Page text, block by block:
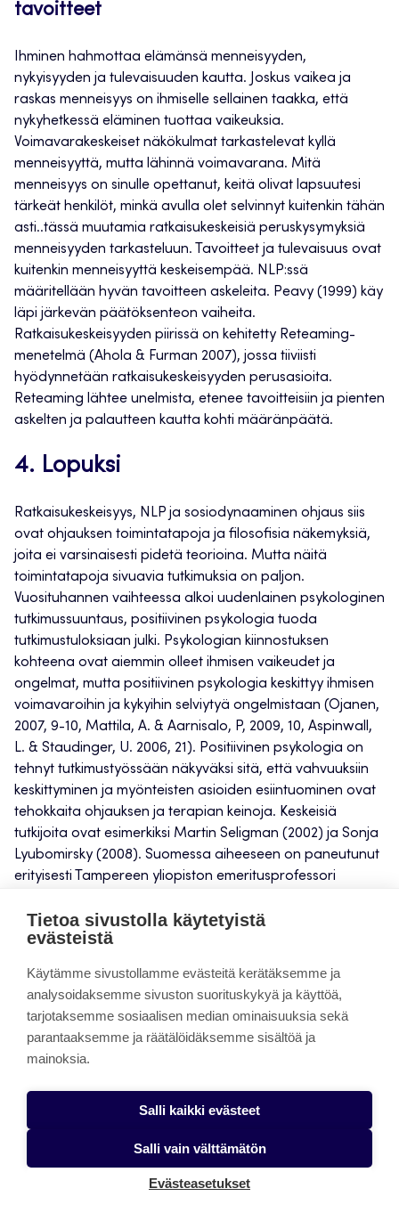
tavoitteet
Ihminen hahmottaa elämänsä menneisyyden,
nykyisyyden ja tulevaisuuden kautta. Joskus vaikea ja
raskas menneisyys on ihmiselle sellainen taakka, että
nykyhetkessä eläminen tuottaa vaikeuksia.
Voimavarakeskeiset näkökulmat tarkastelevat kyllä
menneisyyttä, mutta lähinnä voimavarana. Mitä
menneisyys on sinulle opettanut, keitä olivat lapsuutesi
tärkeät henkilöt, minkä avulla olet selvinnyt kuitenkin tähän
asti..tässä muutamia ratkaisukeskeisiä peruskysymyksiä
menneisyyden tarkasteluun. Tavoitteet ja tulevaisuus ovat
kuitenkin menneisyyttä keskeisempää. NLP:ssä
määritellään hyvän tavoitteen askeleita. Peavy (1999) käy
läpi järkevän päätöksenteon vaiheita.
Ratkaisukeskeisyyden piirissä on kehitetty Reteaming-
menetelmä (Ahola & Furman 2007), jossa tiiviisti
hyödynnetään ratkaisukeskeisyyden perusasioita.
Reteaming lähtee unelmista, etenee tavoitteisiin ja pienten
askelten ja palautteen kautta kohti määränpäätä.
4. Lopuksi
Ratkaisukeskeisyys, NLP ja sosiodynaaminen ohjaus siis
ovat ohjauksen toimintatapoja ja filosofisia näkemyksiä,
joita ei varsinaisesti pidetä teorioina. Mutta näitä
toimintatapoja sivuavia tutkimuksia on paljon.
Vuosituhannen vaihteessa alkoi uudenlainen psykologinen
tutkimussuuntaus, positiivinen psykologia tuoda
tutkimustuloksiaan julki. Psykologian kiinnostuksen
kohteena ovat aiemmin olleet ihmisen vaikeudet ja
ongelmat, mutta positiivinen psykologia keskittyy ihmisen
voimavaroihin ja kykyihin selviytyä ongelmistaan (Ojanen,
2007, 9-10, Mattila, A. & Aarnisalo, P, 2009, 10, Aspinwall,
L. & Staudinger, U. 2006, 21). Positiivinen psykologia on
tehnyt tutkimustyössään näkyväksi sitä, että vahvuuksiin
keskittyminen ja myönteisten asioiden esiintuominen ovat
tehokkaita ohjauksen ja terapian keinoja. Keskeisiä
tutkijoita ovat esimerkiksi Martin Seligman (2002) ja Sonja
Lyubomirsky (2008). Suomessa aiheeseen on paneutunut
erityisesti Tampereen yliopiston emeritusprofessori
Ratkaisu- ja voimavarakeskeinen näkökulma vapauttaa
kanssa kuin ne lähestymistavat, joissa ohjaajan
asiantuntijuus painottuu. Samalla on tärkeää tiedostaa,
että ohjaajan ja asiakkaan suhteessa on aina mukana
valtarakenne, halusipa sitä tai ei. Tämän valtasuhteen
ohjaussuhdetta asiantuntijuuden vaihtona: asiakas tietää
omasta elämästään, minä ohjaajana ohjausprosessista ja
erilaisista keinoista tukea häntä eteenpäin.
Tärkeää on myös erottaa populaaripsykologian käsite
Tietoa sivustolla käytetyistä
evästeistä
Käytämme sivustollamme evästeitä kerätäksemme ja
analysoidaksemme sivuston suorituskykyä ja käyttöä,
tarjotaksemme sosiaalisen median ominaisuuksia sekä
parantaaksemme ja räätälöidäksemme sisältöä ja
mainoksia.
Salli kaikki evästeet
Salli vain välttämätön
Evästeasetukset